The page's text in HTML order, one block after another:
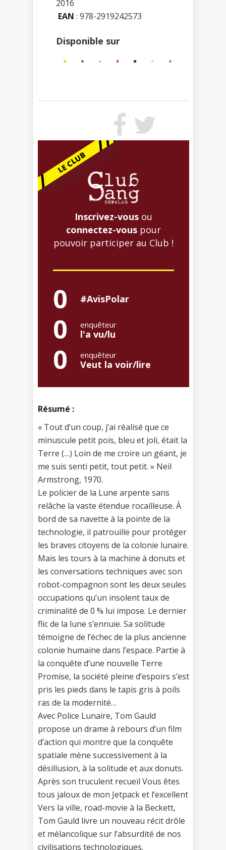
2016
EAN : 978-2919242573
Disponible sur
Inscrivez-vous ou
connectez-vous pour
pouvoir participer au Club !
0 #AvisPolar
0 enquêteur
l'a vu/lu
0 enquêteur
Veut la voir/lire
Résumé :
« Tout d’un coup, j’ai réalisé que ce
minuscule petit pois, bleu et joli, était la
Terre (…) Loin de me croire un géant, je
me suis senti petit, tout petit. » Neil
Armstrong, 1970.
Le policier de la Lune arpente sans
relâche la vaste étendue rocailleuse. À
bord de sa navette à la pointe de la
technologie, il patrouille pour protéger
les braves citoyens de la colonie lunaire.
Mais les tours à la machine à donuts et
les conversations techniques avec son
robot-compagnon sont les deux seules
occupations qu’un insolent taux de
criminalité de 0 % lui impose. Le dernier
flic de la lune s’ennuie. Sa solitude
témoigne de l’échec de la plus ancienne
colonie humaine dans l’espace. Partie à
la conquête d’une nouvelle Terre
Promise, la société pleine d’espoirs s’est
pris les pieds dans le tapis gris à poils
ras de la modernité…
Avec Police Lunaire, Tom Gauld
propose un drame à rebours d’un film
d’action qui montre que la conquête
spatiale mène successivement à la
désillusion, à la solitude et aux donuts.
Après son truculent recueil Vous êtes
tous jaloux de mon Jetpack et l’excellent
Vers la ville, road-movie à la Beckett,
Tom Gauld livre un nouveau récit drôle
et mélancolique sur l’absurdité de nos
civilisations technologiques.